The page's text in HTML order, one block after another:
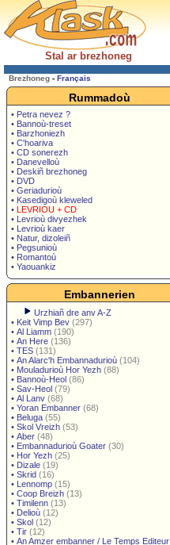
Stal ar brezhoneg
Brezhoneg - Français
Rummadoù
• Petra nevez ?
• Bannoù-treset
• Barzhoniezh
• C'hoariva
• CD sonerezh
• Danevelloù
• Deskiñ brezhoneg
• DVD
• Geriadurioù
• Kasedigoù kleweled
• LEVRIOU + CD
• Levrioù divyezhek
• Levrioù kaer
• Natur, dizoleiñ
• Pegsunioù
• Romantoù
• Yaouankiz
Embannerien
Urzhiañ dre anv A-Z
• Keit Vimp Bev (297)
• Al Liamm (190)
• An Here (136)
• TES (131)
• An Alarc'h Embannadurioù (104)
• Mouladurioù Hor Yezh (88)
• Bannoù-Heol (86)
• Sav-Heol (79)
• Al Lanv (68)
• Yoran Embanner (68)
• Beluga (55)
• Skol Vreizh (53)
• Aber (48)
• Embannadurioù Goater (30)
• Hor Yezh (25)
• Dizale (19)
• Skrid (16)
• Lennomp (15)
• Coop Breizh (13)
• Timilenn (13)
• Delioù (12)
• Skol (12)
• Tir (12)
• An Amzer embanner / Le Temps Editeur